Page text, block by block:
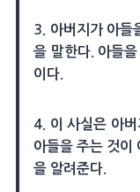
3. 아버지가 아들
을 말한다. 아들
이다.
4. 이 사실은 아
아들을 주는 것이
을 알려준다.